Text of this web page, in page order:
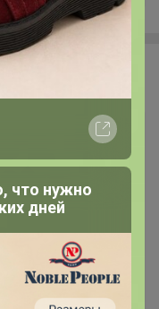
что нужно
дней